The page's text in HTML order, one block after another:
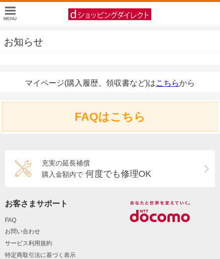
お知らせ
マイページ(購入履歴、領収書など)はこちらから
FAQはこちら
充実の延長補償
購入金額内で 何度でも修理OK
お客さまサポート
FAQ
お問い合わせ
サービス利用規約
特定商取引法に基づく表示